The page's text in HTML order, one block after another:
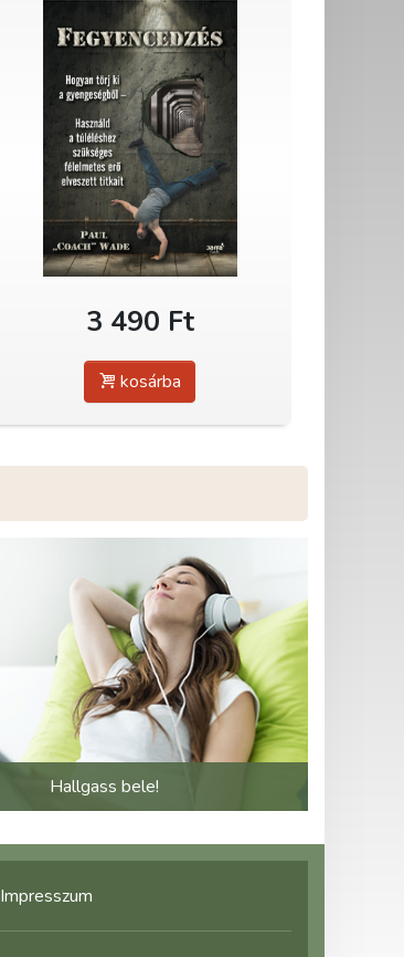
3 490 Ft
kosárba
Hallgass bele!
Impresszum